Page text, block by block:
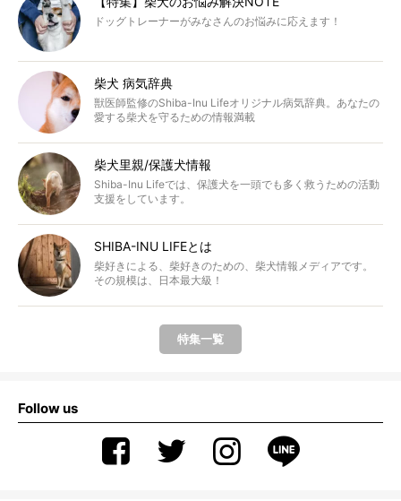
ドッグトレーナーがみなさんのお悩みに応えます！
柴犬 病気辞典
獣医師監修のShiba-Inu Lifeオリジナル病気辞典。あなたの
愛する柴犬を守るための情報満載
柴犬里親/保護犬情報
Shiba-Inu Lifeでは、保護犬を一頭でも多く救うための活動
支援をしています。
SHIBA-INU LIFEとは
柴好きによる、柴好きのための、柴犬情報メディアです。
その規模は、日本最大級！
特集一覧
Follow us